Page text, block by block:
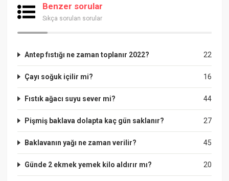
Benzer sorular
Sıkça sorulan sorular
22
Antep fıstığı ne zaman toplanır 2022?
16
Çayı soğuk içilir mi?
44
Fıstık ağacı suyu sever mi?
27
Pişmiş baklava dolapta kaç gün saklanır?
45
Baklavanın yağı ne zaman verilir?
20
Günde 2 ekmek yemek kilo aldırır mı?